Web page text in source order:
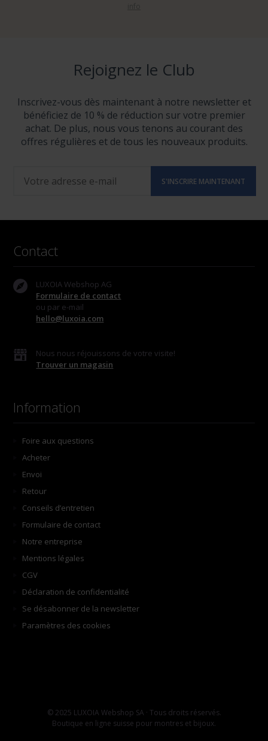
Rejoignez le Club
Inscrivez-vous dès maintenant à notre newsletter et
bénéficiez de 10 % de réduction sur votre premier
achat. De plus, nous vous tenons au courant des
offres régulières et de tous les nouveaux produits.
Contact
LUXOIA Webshop AG
Formulaire de contact
ou par e-mail
hello@luxoia.com
Nous nous réjouissons de votre visite!
Trouver un magasin
Information
Foire aux questions
Acheter
Envoi
Retour
Conseils d’entretien
Formulaire de contact
Notre entreprise
Mentions légales
CGV
Déclaration de confidentialité
Se désabonner de la newsletter
Paramètres des cookies
© 2025 LUXOIA Webshop SA · Tous droits réservés.
Boutique en ligne suisse pour montres et bijoux.